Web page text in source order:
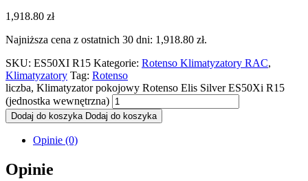
1,918.80 zł
Najniższa cena z ostatnich 30 dni: 1,918.80 zł.
SKU: ES50XI R15 Kategorie: Rotenso Klimatyzatory RAC,
Klimatyzatory Tag: Rotenso
liczba, Klimatyzator pokojowy Rotenso Elis Silver ES50Xi R15
(jednostka wewnętrzna)
Dodaj do koszyka Dodaj do koszyka
Opinie (0)
Opinie